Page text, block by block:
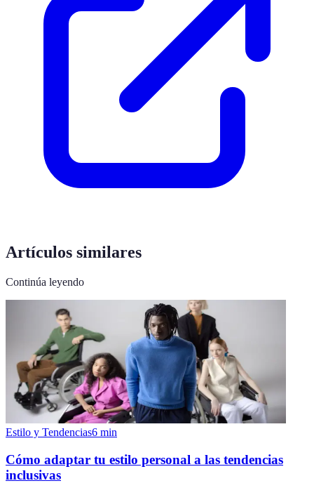
Artículos similares
Continúa leyendo
Estilo y Tendencias6 min
Cómo adaptar tu estilo personal a las tendencias
inclusivas